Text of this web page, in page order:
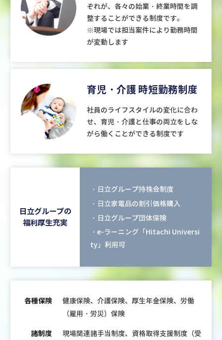
ぞれが、各々の始業・終業時間を調
整することができる制度です。
※現場では担当案件により勤務時間
が変動します
育児・介護 時短勤務制度
社員のライフスタイルの変化に合わ
せ、育児・介護と仕事の両立をしな
がら働くことができる制度です
日立グループの
福利厚生充実
・日立グループ持株会制度
・日立家電品の割引価格購入
・日立グループ団体保険
・e-ラーニング「Hitachi Universi
ty」利用可
各種保険
健康保険、介護保険、厚生年金保険、労働
（雇用・労災）保険
諸制度
現場関連諸手当制度、資格取得支援制度（受